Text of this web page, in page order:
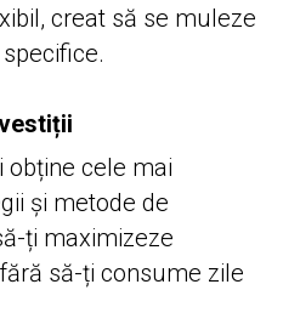
creat să se muleze
obține cele mai
și metode de
ți maximizeze
să-ți consume zile